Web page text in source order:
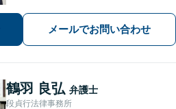
いた確かな解決力で、進むべき道を丁
寧に示します。【メール・LINE 受付
中】
メールでお問い合わせ
鶴羽 良弘 弁護士
段貞行法律事務所